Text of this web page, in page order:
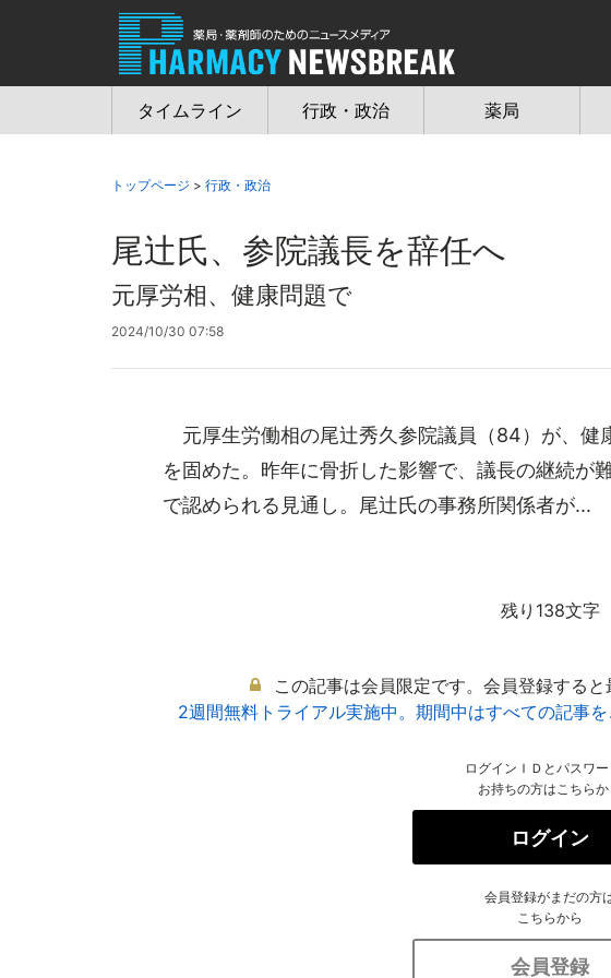
タイムライン 行政・政治 薬局
トップページ > 行政・政治
尾辻氏、参院議長を辞任へ
元厚労相、健康問題で
2024/10/30 07:58
元厚生労働相の尾辻秀久参院議員（84）が、健
を固めた。昨年に骨折した影響で、議長の継続が
で認められる見通し。尾辻氏の事務所関係者が...
残り138文字
この記事は会員限定です。会員登録すると
2週間無料トライアル実施中。期間中はすべての記事
ログインＩＤとパスワ
お持ちの方はこちらか
ログイン
会員登録がまだの方
こちらから
会員登録